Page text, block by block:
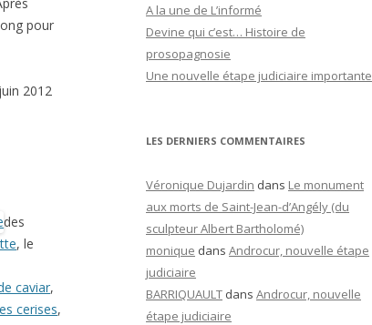
pour
2012
des
, le
caviar,
cerises,
A la une de L’informé
Devine qui c’est… Histoire de
prosopagnosie
Une nouvelle étape judiciaire importante
LES DERNIERS COMMENTAIRES
Véronique Dujardin dans Le monument
aux morts de Saint-Jean-d’Angély (du
sculpteur Albert Bartholomé)
monique dans Androcur, nouvelle étape
judiciaire
BARRIQUAULT dans Androcur, nouvelle
étape judiciaire